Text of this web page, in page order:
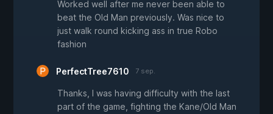
Worked well after me never been able to
beat the Old Man previously. Was nice to
just walk round kicking ass in true Robo
fashion
PerfectTree7610 7 sep.
Thanks, I was having difficulty with the last
part of the game, fighting the Kane/Old Man